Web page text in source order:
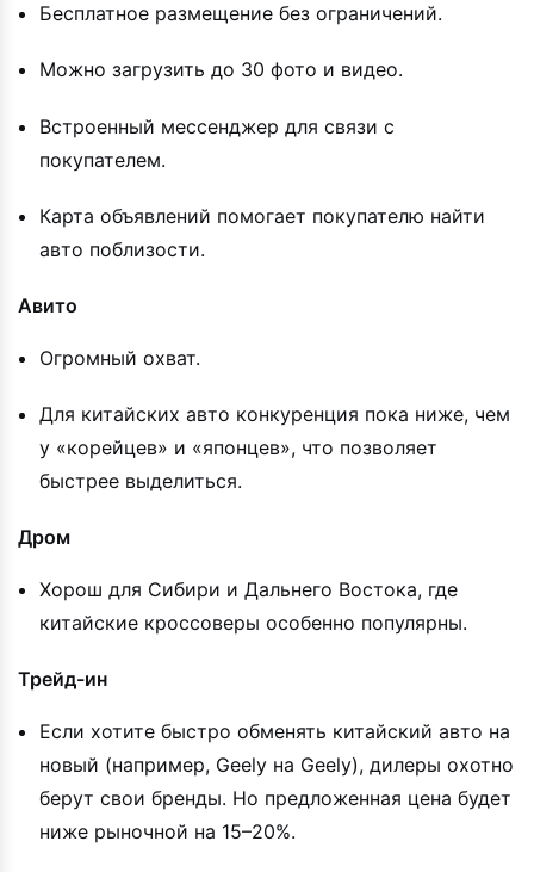
Бесплатное размещение без ограничений.
Можно загрузить до 30 фото и видео.
Встроенный мессенджер для связи с
покупателем.
Карта объявлений помогает покупателю найти
авто поблизости.
Авито
Огромный охват.
Для китайских авто конкуренция пока ниже, чем
у «корейцев» и «японцев», что позволяет
быстрее выделиться.
Дром
Хорош для Сибири и Дальнего Востока, где
китайские кроссоверы особенно популярны.
Трейд-ин
Если хотите быстро обменять китайский авто на
новый (например, Geely на Geely), дилеры охотно
берут свои бренды. Но предложенная цена будет
ниже рыночной на 15–20%.